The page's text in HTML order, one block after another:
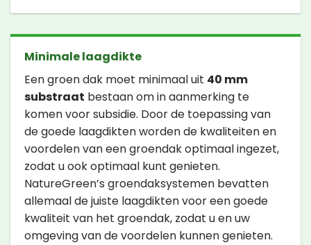
Minimale laagdikte
Een groen dak moet minimaal uit 40 mm
substraat bestaan om in aanmerking te
komen voor subsidie. Door de toepassing van
de goede laagdikten worden de kwaliteiten en
voordelen van een groendak optimaal ingezet,
zodat u ook optimaal kunt genieten.
NatureGreen’s groendaksystemen bevatten
allemaal de juiste laagdikten voor een goede
kwaliteit van het groendak, zodat u en uw
omgeving van de voordelen kunnen genieten.